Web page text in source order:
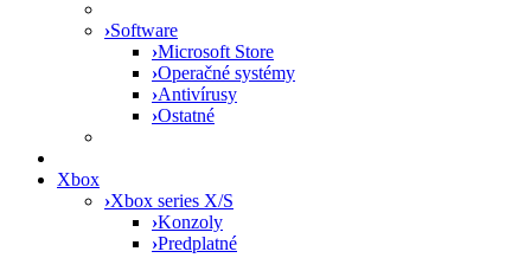
›Software
›Microsoft Store
›Operačné systémy
›Antivírusy
›Ostatné
Xbox
›Xbox series X/S
›Konzoly
›Predplatné